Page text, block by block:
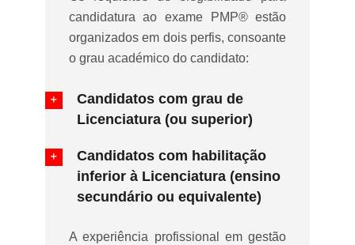
candidatura ao exame PMP® estão
organizados em dois perfis, consoante
o grau académico do candidato:
Candidatos com grau de
Licenciatura (ou superior)
Candidatos com habilitação
inferior à Licenciatura (ensino
secundário ou equivalente)
A experiência profissional em gestão